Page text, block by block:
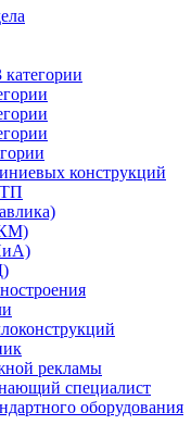
конструкций
КМ)
рекламы
специалист
оборудования